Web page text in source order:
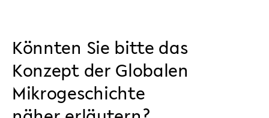
Könnten Sie bitte das
Konzept der Globalen
Mikrogeschichte